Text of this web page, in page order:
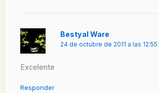
Bestyal Ware
24 de octubre de 2011 a las 12:55
Excelente
Responder